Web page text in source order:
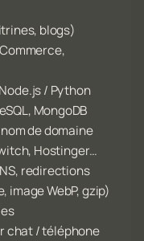
blogs)
/ Python
MongoDB
de domaine
Hostinger…
redirections
WebP, gzip)
chat / téléphone